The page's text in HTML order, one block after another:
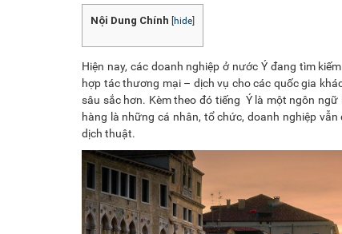
Nội Dung Chính hide
Hiện nay, các doanh nghiệp ở nước Ý đang tìm
hợp tác thương mại – dịch vụ cho các quốc gia
sâu sắc hơn. Kèm theo đó tiếng Ý là một ngôn ngữ
hàng là những cá nhân, tổ chức, doanh nghiệp
dịch thuật.